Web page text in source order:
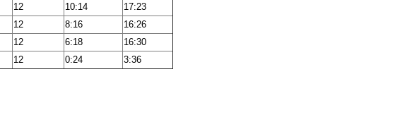
12 10:14
17:23
12 8:16
16:26
12 6:18
16:30
12 0:24 3:36